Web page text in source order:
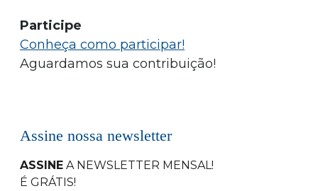
Participe
Conheça como participar!
Aguardamos sua contribuição!
Assine nossa newsletter
ASSINE A NEWSLETTER MENSAL!
É GRÁTIS!